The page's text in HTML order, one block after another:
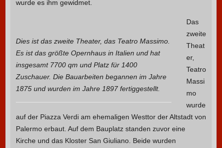
wurde es ihm gewidmet.
Dies ist das zweite Theater, das Teatro Massimo.
Es ist das größte Opernhaus in Italien und hat
insgesamt 7700 qm und Platz für 1400
Zuschauer. Die Bauarbeiten begannen im Jahre
1875 und wurden im Jahre 1897 fertiggestellt.
Das
zweite
Theat
er,
Teatro
Massi
mo
wurde
auf der Piazza Verdi am ehemaligen Westtor der Altstadt von
Palermo erbaut. Auf dem Bauplatz standen zuvor eine
Kirche und das Kloster San Giuliano. Beide wurden